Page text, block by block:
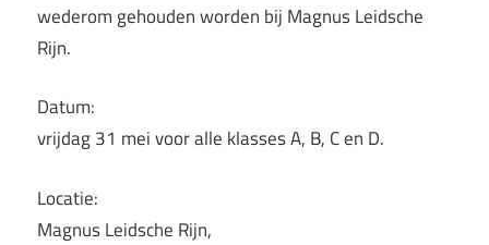
wederom gehouden worden bij Magnus Leidsche
Rijn.
Datum:
vrijdag 31 mei voor alle klasses A, B, C en D.
Locatie:
Magnus Leidsche Rijn,